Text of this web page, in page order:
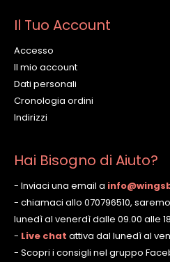
Il Tuo Account
Accesso
Il mio account
Dati personali
Cronologia ordini
Indirizzi
Hai Bisogno di Aiuto?
- Inviaci una email a
- chiamaci allo 070796510,
lunedì al venerdì dalle 09.00 alle
- Live chat attiva dal lunedì al
- Scopri i consigli nel gruppo